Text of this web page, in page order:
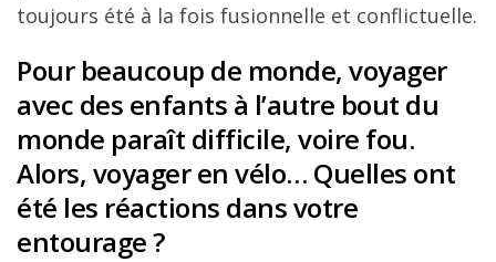
toujours été à la fois fusionnelle et conflictuelle.
Pour beaucoup de monde, voyager
avec des enfants à l’autre bout du
monde paraît difficile, voire fou.
Alors, voyager en vélo… Quelles ont
été les réactions dans votre
entourage ?